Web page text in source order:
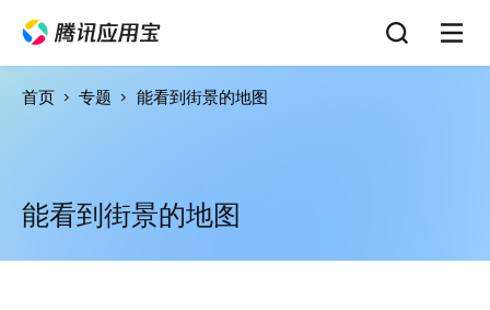
首页 专题 能看到街景的地图
能看到街景的地图